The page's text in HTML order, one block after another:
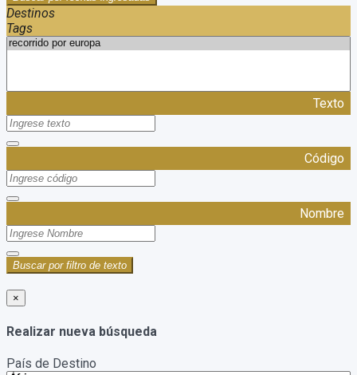
Destinos
Tags
Texto
Código
Nombre
Buscar por filtro de texto
×
Realizar nueva búsqueda
País de Destino